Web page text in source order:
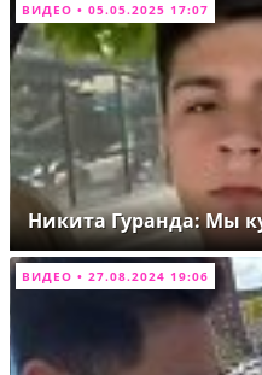
ВИДЕО • 05.05.2025 17:07
Никита Гуранда: Мы
ВИДЕО • 27.08.2024 19:06